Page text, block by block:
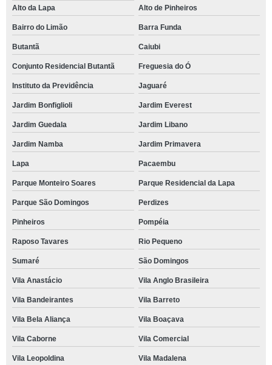
Alto da Lapa
Alto de Pinheiros
Bairro do Limão Barra Funda
Butantã Caiubi
Conjunto Residencial Butantã Freguesia do Ó
Instituto da Previdência Jaguaré
Jardim Bonfiglioli Jardim Everest
Jardim Guedala Jardim Libano
Jardim Namba Jardim Primavera
Lapa Pacaembu
Parque Monteiro Soares Parque Residencial da Lapa
Parque São Domingos Perdizes
Pinheiros Pompéia
Raposo Tavares Rio Pequeno
Sumaré São Domingos
Vila Anastácio Vila Anglo Brasileira
Vila Bandeirantes Vila Barreto
Vila Bela Aliança Vila Boaçava
Vila Caborne Vila Comercial
Vila Leopoldina Vila Madalena